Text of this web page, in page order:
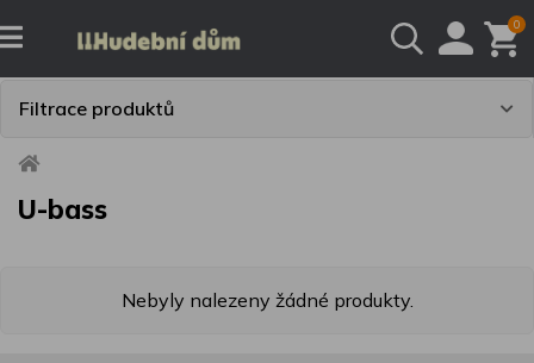
0
Filtrace produktů
U-bass
Nebyly nalezeny žádné produkty.